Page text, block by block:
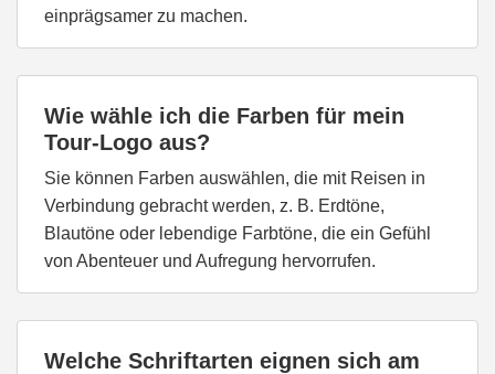
einprägsamer zu machen.
Wie wähle ich die Farben für mein
Tour-Logo aus?
Sie können Farben auswählen, die mit Reisen in
Verbindung gebracht werden, z. B. Erdtöne,
Blautöne oder lebendige Farbtöne, die ein Gefühl
von Abenteuer und Aufregung hervorrufen.
Welche Schriftarten eignen sich am